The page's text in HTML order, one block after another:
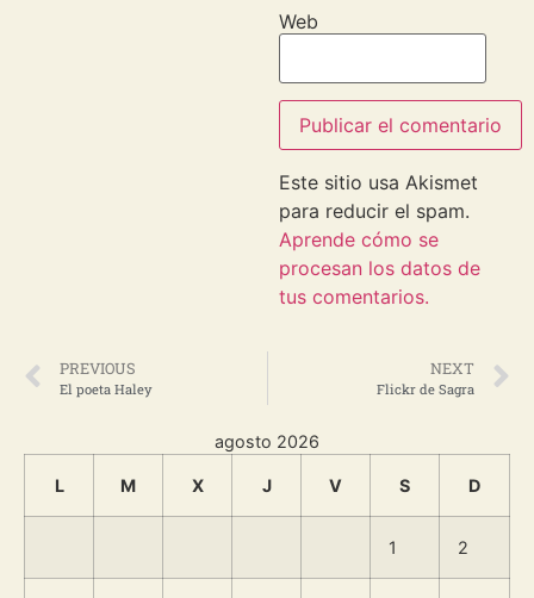
Web
Este sitio usa Akismet
para reducir el spam.
Aprende cómo se
procesan los datos de
tus comentarios.
PREVIOUS
El poeta Haley
NEXT
Flickr de Sagra
agosto 2026
L M X J V S D
1 2